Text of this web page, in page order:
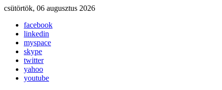
csütörtök, 06 augusztus 2026
facebook
linkedin
myspace
skype
twitter
yahoo
youtube